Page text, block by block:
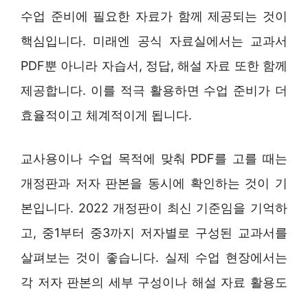
수업 준비에 필요한 자료가 함께 제공되는 것이
핵심입니다. 미래엔 공식 자료실에서는 교과서
PDF뿐 아니라 자습서, 정답, 해설 자료 또한 함께
제공합니다. 이를 적극 활용하면 수업 준비가 더
효율적이고 체계적이게 됩니다.
교사용이나 수업 목적에 맞춰 PDF를 고를 때는
개정판과 저자 판본을 동시에 확인하는 것이 기
본입니다. 2022 개정판이 최신 기준임을 기억하
고, 중1부터 중3까지 저자별로 구성된 교과서를
살펴보는 것이 좋습니다. 실제 수업 현장에서는
각 저자 판본의 세부 구성이나 해설 자료 활용도